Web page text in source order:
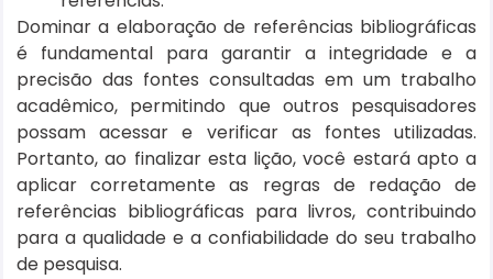
Dominar a elaboração de referências bibliográficas
é fundamental para garantir a integridade e a
precisão das fontes consultadas em um trabalho
acadêmico, permitindo que outros pesquisadores
possam acessar e verificar as fontes utilizadas.
Portanto, ao finalizar esta lição, você estará apto a
aplicar corretamente as regras de redação de
referências bibliográficas para livros, contribuindo
para a qualidade e a confiabilidade do seu trabalho
de pesquisa.